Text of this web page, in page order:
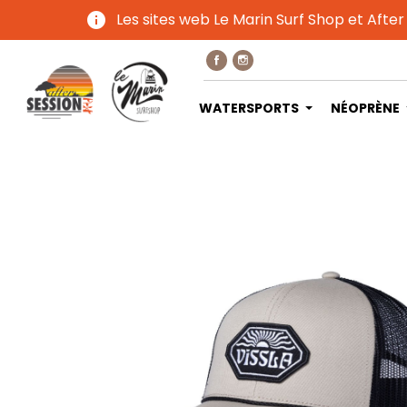
info Les sites web Le Marin Surf Shop et
WATERSPORTS NÉOPRÈNE